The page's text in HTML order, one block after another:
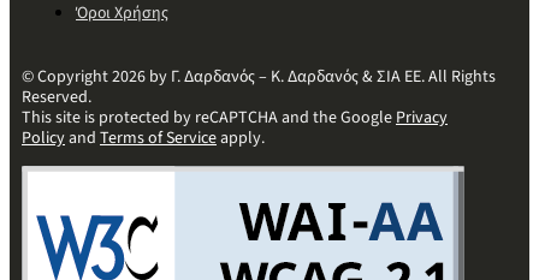
Όροι Χρήσης
© Copyright 2026 by Γ. Δαρδανός – Κ. Δαρδανός & ΣΙΑ ΕΕ. All Rights
Reserved.
This site is protected by reCAPTCHA and the GooglePrivacy
Policyand Terms of Serviceapply.